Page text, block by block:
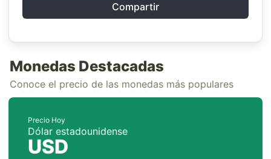
Compartir
Monedas Destacadas
Conoce el precio de las monedas más populares
Precio Hoy
Dólar estadounidense
USD